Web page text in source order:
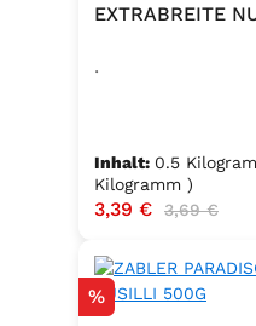
EXTRABREITE
.
Inhalt: 0.5
Kilogramm )
Verkaufspreis:
3,39 € Regulärer
3,69 €
Rabatt
%